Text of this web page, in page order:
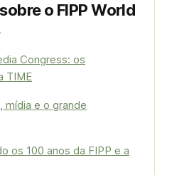
o FIPP World
Congress: os
TIME
mídia e o grande
os 100 anos da FIPP e a